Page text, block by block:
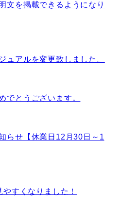
文を掲載できるようになり
ュアルを変更致しました。
でとうございます。
らせ【休業日12月30日～1
すくなりました！